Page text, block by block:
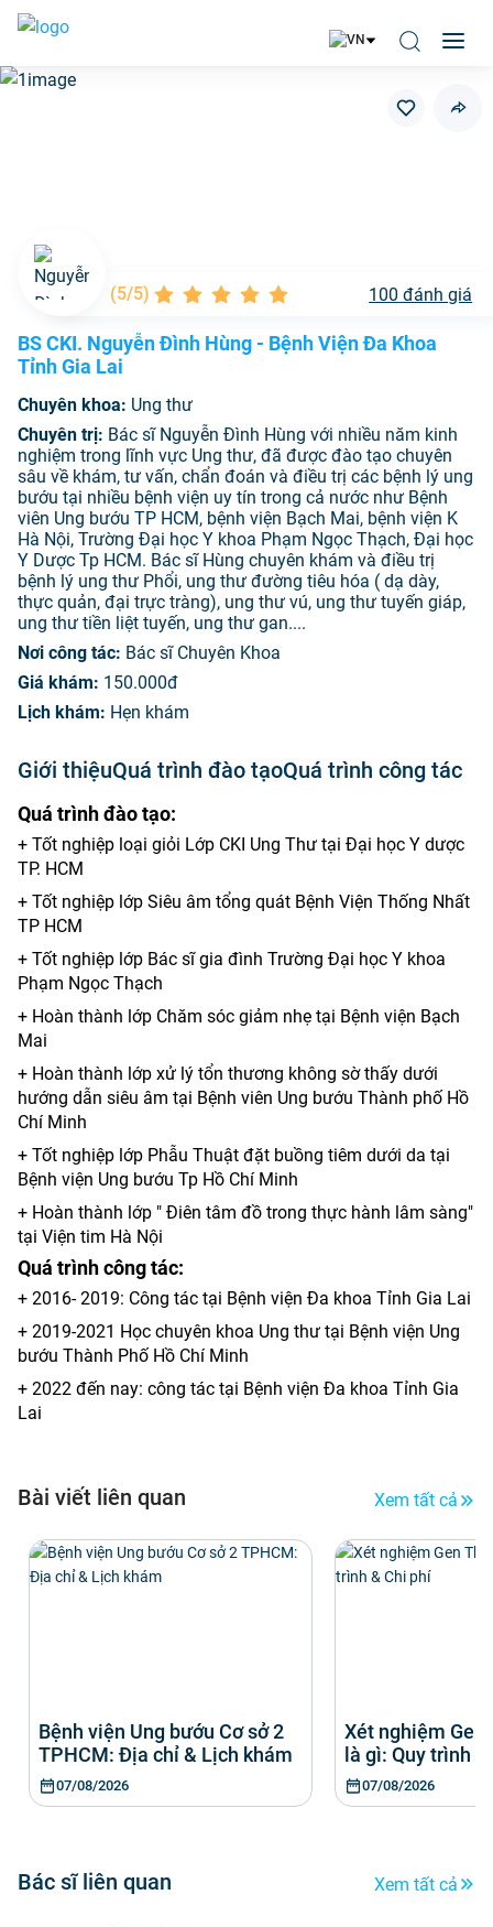
(5/5) 100 đánh giá
BS CKI. Nguyễn Đình Hùng - Bệnh Viện Đa Khoa
Tỉnh Gia Lai
Chuyên khoa: Ung thư
Chuyên trị: Bác sĩ Nguyễn Đình Hùng với nhiều năm kinh
nghiệm trong lĩnh vực Ung thư, đã được đào tạo chuyên
sâu về khám, tư vấn, chẩn đoán và điều trị các bệnh lý ung
bướu tại nhiều bệnh viện uy tín trong cả nước như Bệnh
viên Ung bướu TP HCM, bệnh viện Bạch Mai, bệnh viện K
Hà Nội, Trường Đại học Y khoa Phạm Ngọc Thạch, Đại học
Y Dược Tp HCM. Bác sĩ Hùng chuyên khám và điều trị
bệnh lý ung thư Phổi, ung thư đường tiêu hóa ( dạ dày,
thực quản, đại trực tràng), ung thư vú, ung thư tuyến giáp,
ung thư tiền liệt tuyến, ung thư gan....
Nơi công tác: Bác sĩ Chuyên Khoa
Giá khám: 150.000đ
Lịch khám: Hẹn khám
Giới thiệuQuá trình đào tạoQuá trình công tác
Quá trình đào tạo:
+ Tốt nghiệp loại giỏi Lớp CKI Ung Thư tại Đại học Y dược
TP. HCM
+ Tốt nghiệp lớp Siêu âm tổng quát Bệnh Viện Thống Nhất
TP HCM
+ Tốt nghiệp lớp Bác sĩ gia đình Trường Đại học Y khoa
Phạm Ngọc Thạch
+ Hoàn thành lớp Chăm sóc giảm nhẹ tại Bệnh viện Bạch
Mai
+ Hoàn thành lớp xử lý tổn thương không sờ thấy dưới
hướng dẫn siêu âm tại Bệnh viên Ung bướu Thành phố Hồ
Chí Minh
+ Tốt nghiệp lớp Phẫu Thuật đặt buồng tiêm dưới da tại
Bệnh viện Ung bướu Tp Hồ Chí Minh
+ Hoàn thành lớp " Điên tâm đồ trong thực hành lâm sàng"
tại Viện tim Hà Nội
Quá trình công tác:
+ 2016- 2019: Công tác tại Bệnh viện Đa khoa Tỉnh Gia Lai
+ 2019-2021 Học chuyên khoa Ung thư tại Bệnh viện Ung
bướu Thành Phố Hồ Chí Minh
+ 2022 đến nay: công tác tại Bệnh viện Đa khoa Tỉnh Gia
Lai
Bài viết liên quan Xem tất cả
Bệnh viện Ung bướu Cơ sở 2
TPHCM: Địa chỉ & Lịch khám
07/08/2026
Xét nghiệm
là gì: Quy trình
07/08/2026
Bác sĩ liên quan Xem tất cả